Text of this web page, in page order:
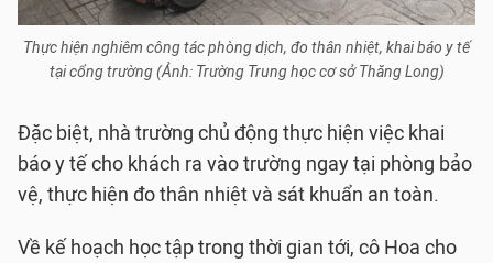
Thực hiện nghiêm công tác phòng dịch, đo thân nhiệt, khai báo y tế
tại cổng trường (Ảnh: Trường Trung học cơ sở Thăng Long)
Đặc biệt, nhà trường chủ động thực hiện việc khai
báo y tế cho khách ra vào trường ngay tại phòng bảo
vệ, thực hiện đo thân nhiệt và sát khuẩn an toàn.
Về kế hoạch học tập trong thời gian tới, cô Hoa cho